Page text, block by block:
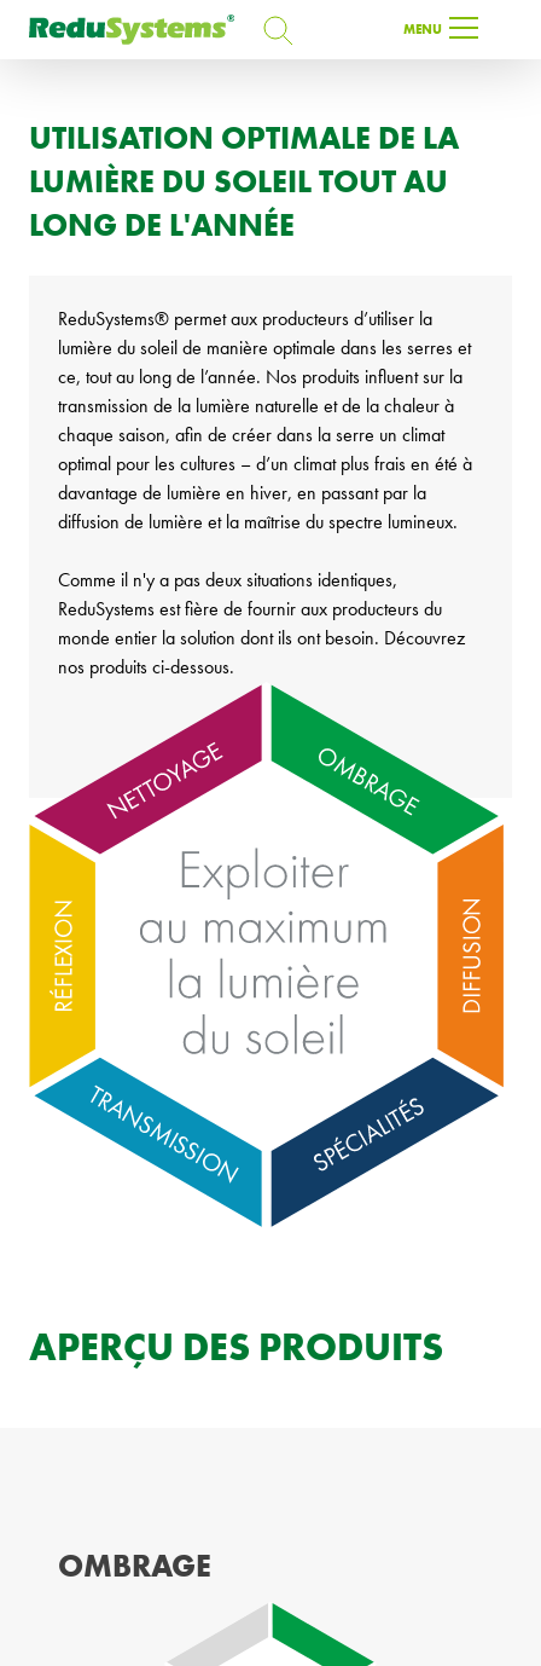
MENU
FR
UTILISATION OPTIMALE DE LA
LUMIÈRE DU SOLEIL TOUT AU
LONG DE L'ANNÉE
ReduSystems® permet aux producteurs d’utiliser la
lumière du soleil de manière optimale dans les serres et
ce, tout au long de l’année. Nos produits influent sur la
transmission de la lumière naturelle et de la chaleur à
chaque saison, afin de créer dans la serre un climat
optimal pour les cultures – d’un climat plus frais en été à
davantage de lumière en hiver, en passant par la
diffusion de lumière et la maîtrise du spectre lumineux.
Comme il n'y a pas deux situations identiques,
ReduSystems est fière de fournir aux producteurs du
monde entier la solution dont ils ont besoin. Découvrez
nos produits ci-dessous.
APERÇU DES PRODUITS
OMBRAGE